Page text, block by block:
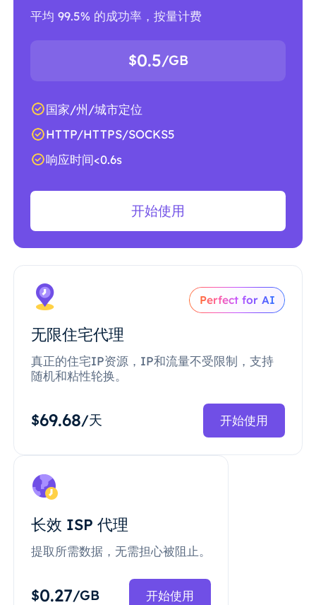
平均 99.5% 的成功率，按量计费
$0.5/GB
国家/州/城市定位
HTTP/HTTPS/SOCKS5
响应时间<0.6s
开始使用
Perfect for AI
无限住宅代理
真正的住宅IP资源，IP和流量不受限制，支持
随机和粘性轮换。
$69.68/天 开始使用
长效 ISP 代理
提取所需数据，无需担心被阻止。
$0.27/GB 开始使用